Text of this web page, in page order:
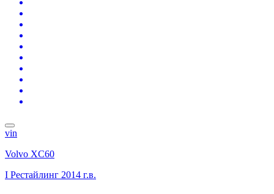
vin
Volvo XC60
I Рестайлинг 2014 г.в.